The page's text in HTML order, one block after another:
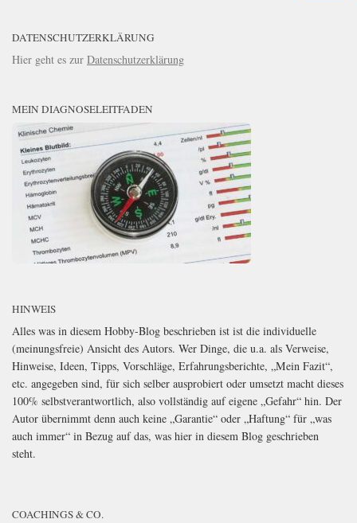
DATENSCHUTZERKLÄRUNG
Hier geht es zur Datenschutzerklärung
MEIN DIAGNOSELEITFADEN
HINWEIS
Alles was in diesem Hobby-Blog beschrieben ist ist die individuelle
(meinungsfreie) Ansicht des Autors. Wer Dinge, die u.a. als Verweise,
Hinweise, Ideen, Tipps, Vorschläge, Erfahrungsberichte, „Mein Fazit“,
etc. angegeben sind, für sich selber ausprobiert oder umsetzt macht dieses
100% selbstverantwortlich, also vollständig auf eigene „Gefahr“ hin. Der
Autor übernimmt denn auch keine „Garantie“ oder „Haftung“ für „was
auch immer“ in Bezug auf das, was hier in diesem Blog geschrieben
steht.
COACHINGS & CO.